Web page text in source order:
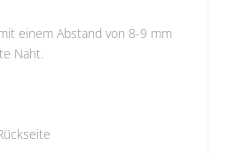
einem Abstand von 8-9 mm
Naht.